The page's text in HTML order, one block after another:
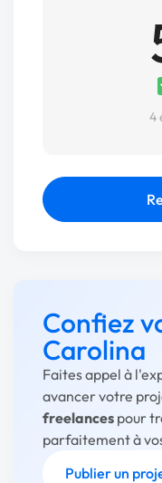
4
Confiez
Carolina
Faites appel à
avancer votre
freelances pour
parfaitement à
Publier un